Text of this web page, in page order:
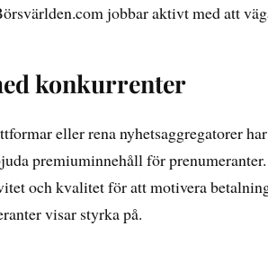
jobbar aktivt med att
konkurrenter
eller rena nyhetsaggregatorer
premiuminnehåll för
och kvalitet för att motivera
visar styrka på.